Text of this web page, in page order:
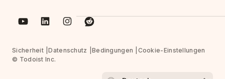
Sicherheit Datenschutz Bedingungen
Cookie-Einstellungen
© Todoist Inc.